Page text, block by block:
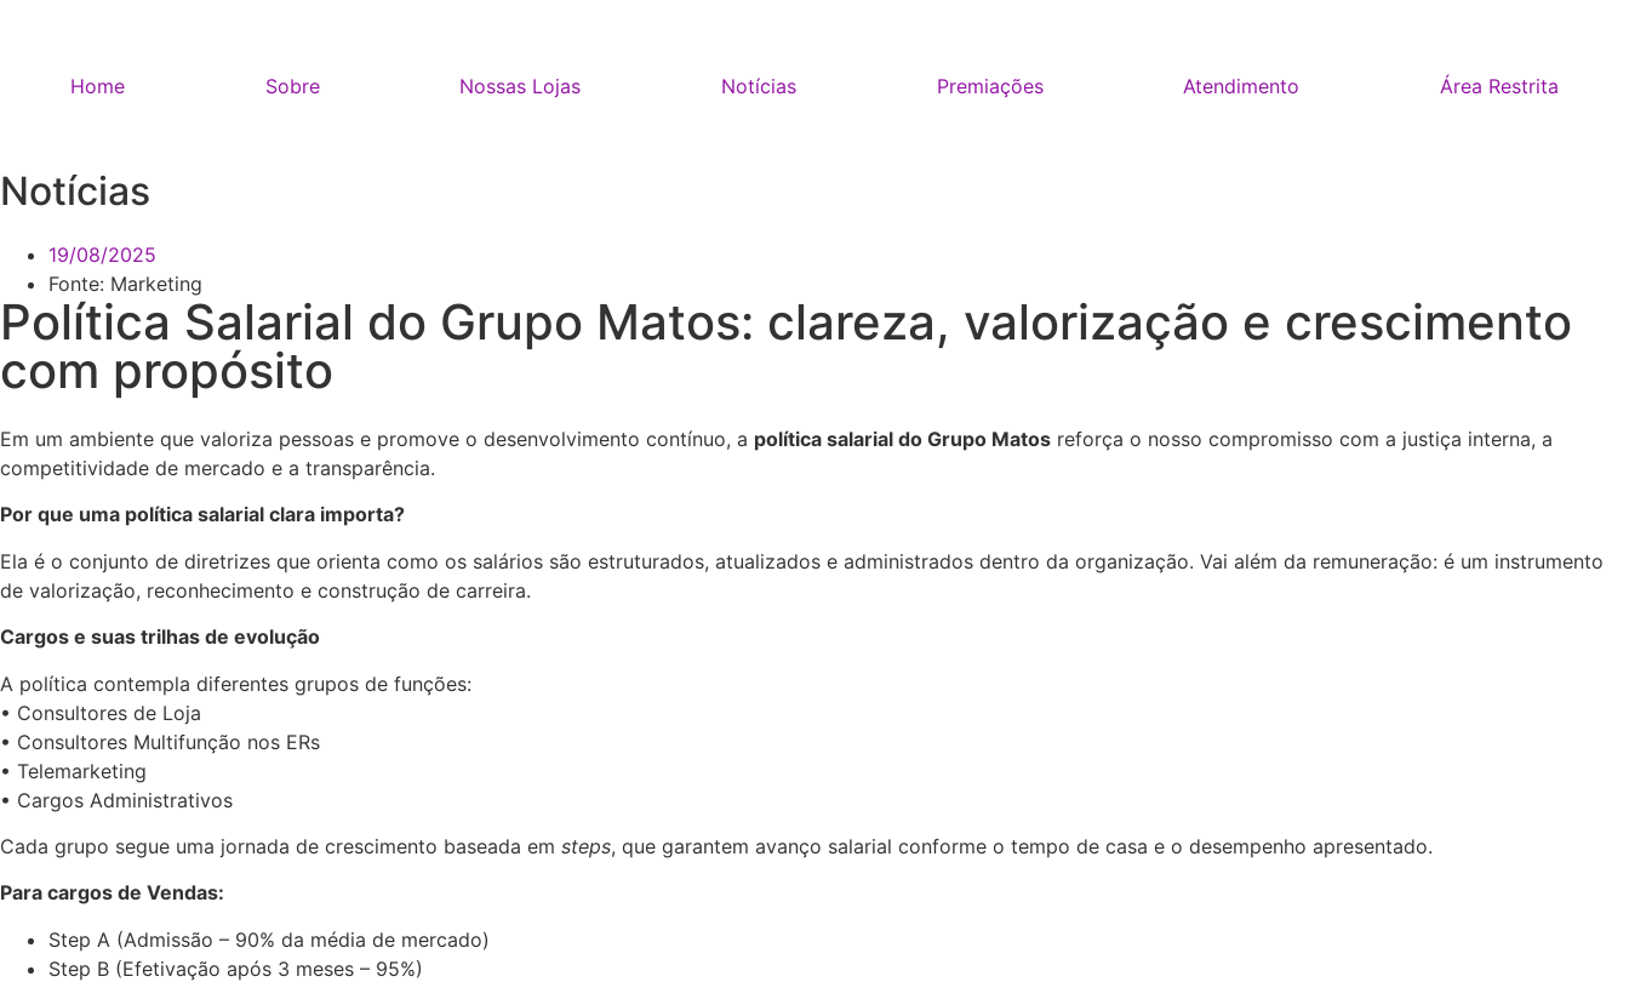
Home Sobre Nossas Lojas Notícias Premiações Atendimento Área Restrita
Notícias
19/08/2025
Fonte: Marketing
Política Salarial do Grupo Matos: clareza, valorização e crescimento
com propósito
Em um ambiente que valoriza pessoas e promove o desenvolvimento contínuo, a política salarial do Grupo Matos reforça o nosso compromisso com a justiça interna, a
competitividade de mercado e a transparência.
Por que uma política salarial clara importa?
Ela é o conjunto de diretrizes que orienta como os salários são estruturados, atualizados e administrados dentro da organização. Vai além da remuneração: é um instrumento
de valorização, reconhecimento e construção de carreira.
Cargos e suas trilhas de evolução
A política contempla diferentes grupos de funções:
• Consultores de Loja
• Consultores Multifunção nos ERs
• Telemarketing
• Cargos Administrativos
Cada grupo segue uma jornada de crescimento baseada em steps, que garantem avanço salarial conforme o tempo de casa e o desempenho apresentado.
Para cargos de Vendas:
Step A (Admissão – 90% da média de mercado)
Step B (Efetivação após 3 meses – 95%)